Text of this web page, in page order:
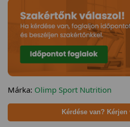
Márka: Olimp Sport Nutrition
Kérdése van?